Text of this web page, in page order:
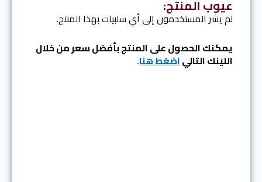
عيوب المنتج:
لم يشر المستخدمون إلى أي سلبيات بهذا المنتج.
يمكنك الحصول على المنتج بأفضل سعر من خلال
اللينك التالياضغط هنا.